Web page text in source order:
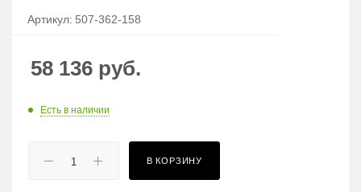
Артикул: 507-362-158
58 136 руб.
Есть в наличии
В КОРЗИНУ